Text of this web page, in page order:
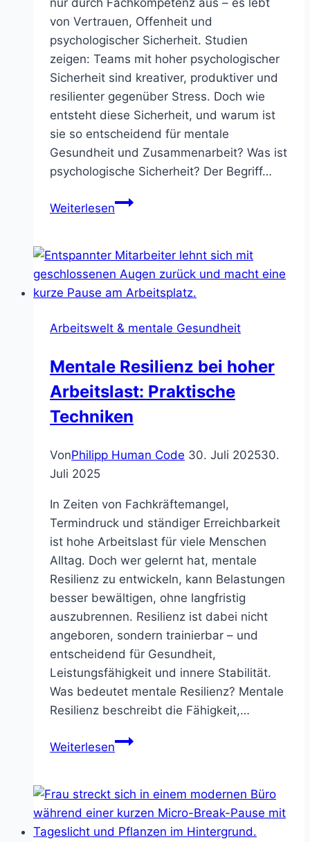
nur durch Fachkompetenz aus – es lebt
von Vertrauen, Offenheit und
psychologischer Sicherheit. Studien
zeigen: Teams mit hoher psychologischer
Sicherheit sind kreativer, produktiver und
resilienter gegenüber Stress. Doch wie
entsteht diese Sicherheit, und warum ist
sie so entscheidend für mentale
Gesundheit und Zusammenarbeit? Was ist
psychologische Sicherheit? Der Begriff…
WeiterlesenPsychologische
Team:
Wie
Vertrauen
Arbeitswelt & mentale Gesundheit
Mentale Resilienz bei hoher
Arbeitslast: Praktische
Techniken
VonPhilipp Human Code 30. Juli 202530.
Juli 2025
In Zeiten von Fachkräftemangel,
Termindruck und ständiger Erreichbarkeit
ist hohe Arbeitslast für viele Menschen
Alltag. Doch wer gelernt hat, mentale
Resilienz zu entwickeln, kann Belastungen
besser bewältigen, ohne langfristig
auszubrennen. Resilienz ist dabei nicht
angeboren, sondern trainierbar – und
entscheidend für Gesundheit,
Leistungsfähigkeit und innere Stabilität.
Was bedeutet mentale Resilienz? Mentale
Resilienz beschreibt die Fähigkeit,…
WeiterlesenMentale
hoher
Arbeitslast:
Praktische